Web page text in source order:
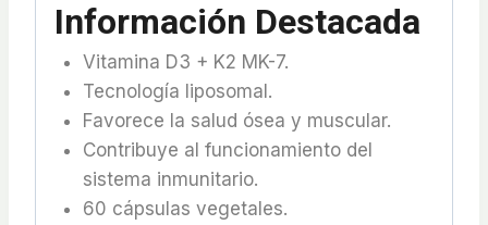
Información Destacada
Vitamina D3 + K2 MK-7.
Tecnología liposomal.
Favorece la salud ósea y muscular.
Contribuye al funcionamiento del
sistema inmunitario.
60 cápsulas vegetales.